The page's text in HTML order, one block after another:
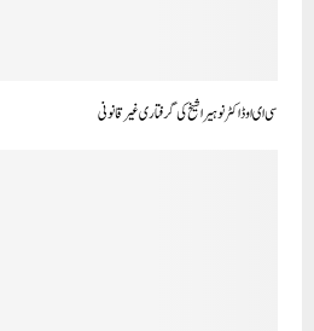
سی ای او ڈاکٹر نوہیرا شیخ کی گرفتاری غیر قانونی